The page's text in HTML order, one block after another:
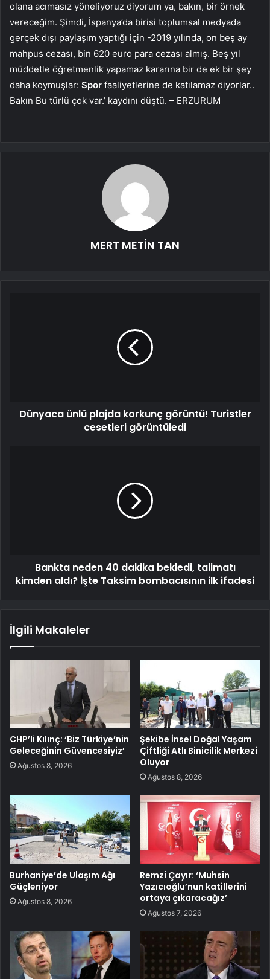
olana acımasız yöneliyoruz diyorum ya, bakın, bir örnek
vereceğim. Şimdi, İspanya’da birisi toplumsal medyada
gerçek dışı paylaşım yaptığı için -2019 yılında, on beş ay
mahpus cezası, bin 620 euro para cezası almış. Beş yıl
müddetle öğretmenlik yapamaz kararına bir de ek bir şey
daha koymuşlar: Spor faaliyetlerine de katılamaz diyorlar..
Bakın Bu türlü çok var.’ kaydını düştü. – ERZURUM
MERT METİN TAN
Dünyaca ünlü plajda korkunç görüntü! Turistler
cesetleri görüntüledi
Bankta neden 40 dakika bekledi, talimatı
kimden aldı? İşte Taksim bombacısının ilk ifadesi
İlgili Makaleler
CHP’li Kılınç: ‘Biz Türkiye’nin
Geleceğinin Güvencesiyiz’
Ağustos 8, 2026
Şekibe İnsel Doğal Yaşam
Çiftliği Atlı Binicilik Merkezi
Oluyor
Ağustos 8, 2026
Burhaniye’de Ulaşım Ağı
Güçleniyor
Ağustos 8, 2026
Remzi Çayır: ‘Muhsin
Yazıcıoğlu’nun katillerini
ortaya çıkaracağız’
Ağustos 7, 2026